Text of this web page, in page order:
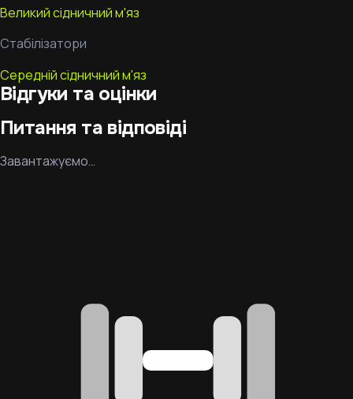
Великий сідничний м'яз
Стабілізатори
Середній сідничний м'яз
Відгуки та оцінки
Питання та відповіді
Завантажуємо…